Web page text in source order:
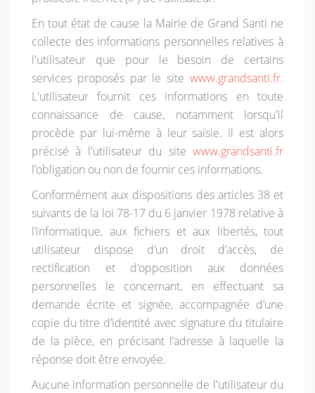
En tout état de cause la Mairie de Grand Santi ne
collecte des informations personnelles relatives à
l'utilisateur que pour le besoin de certains
services proposés par le site www.grandsanti.fr.
L'utilisateur fournit ces informations en toute
connaissance de cause, notamment lorsqu'il
procède par lui-même à leur saisie. Il est alors
précisé à l'utilisateur du site www.grandsanti.fr
l’obligation ou non de fournir ces informations.
Conformément aux dispositions des articles 38 et
suivants de la loi 78-17 du 6 janvier 1978 relative à
l’informatique, aux fichiers et aux libertés, tout
utilisateur dispose d’un droit d’accès, de
rectification et d’opposition aux données
personnelles le concernant, en effectuant sa
demande écrite et signée, accompagnée d’une
copie du titre d’identité avec signature du titulaire
de la pièce, en précisant l’adresse à laquelle la
réponse doit être envoyée.
Aucune information personnelle de l'utilisateur du